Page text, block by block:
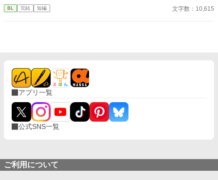
待つ相変わらずスラム暮らしの存在となる。 これは何も持たない
青年がただ勇者の帰りを待つ日常を描いた作品です。 無自覚両片
BL 完結 短編 文字数：10,615
アプリ一覧
公式SNS一覧
ご利用について